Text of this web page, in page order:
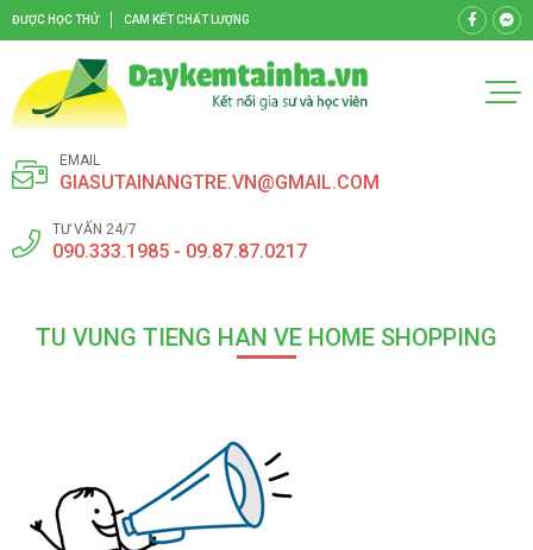
ĐƯỢC HỌC THỬ CAM KẾT CHẤT LƯỢNG
EMAIL
GIASUTAINANGTRE.VN@GMAIL.COM
TƯ VẤN 24/7
090.333.1985 - 09.87.87.0217
TU VUNG TIENG HAN VE HOME SHOPPING